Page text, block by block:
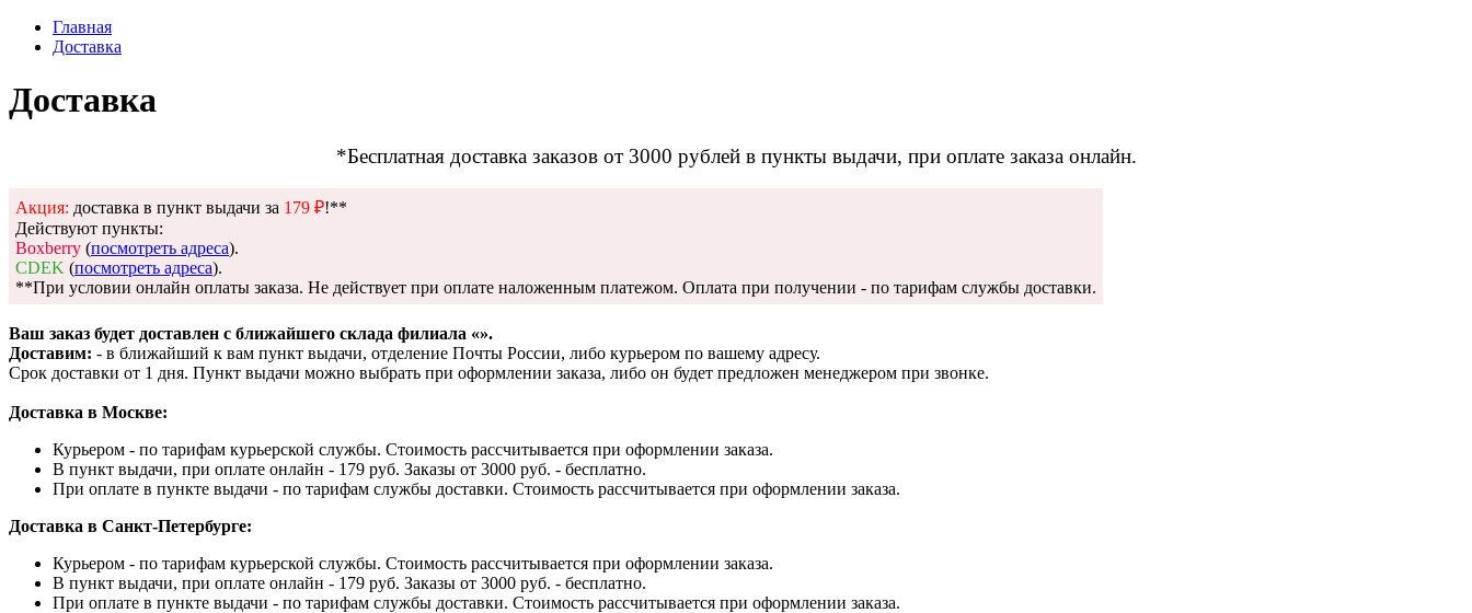
Главная
Доставка
Доставка
*Бесплатная доставка заказов от 3000 рублей в пункты выдачи, при оплате заказа онлайн.
Акция: доставка в пункт выдачи за 179 ₽!**
Действуют пункты:
Boxberry (посмотреть адреса).
CDEK (посмотреть адреса).
**При условии онлайн оплаты заказа. Не действует при оплате наложенным платежом. Оплата при получении - по тарифам службы доставки.
Ваш заказ будет доставлен с ближайшего склада филиала «».
Доставим: - в ближайший к вам пункт выдачи, отделение Почты России, либо курьером по вашему адресу.
Срок доставки от 1 дня. Пункт выдачи можно выбрать при оформлении заказа, либо он будет предложен менеджером при звонке.
Доставка в Москве:
Курьером - по тарифам курьерской службы. Стоимость рассчитывается при оформлении заказа.
В пункт выдачи, при оплате онлайн - 179 руб. Заказы от 3000 руб. - бесплатно.
При оплате в пункте выдачи - по тарифам службы доставки. Стоимость рассчитывается при оформлении заказа.
Доставка в Санкт-Петербурге:
Курьером - по тарифам курьерской службы. Стоимость рассчитывается при оформлении заказа.
В пункт выдачи, при оплате онлайн - 179 руб. Заказы от 3000 руб. - бесплатно.
При оплате в пункте выдачи - по тарифам службы доставки. Стоимость рассчитывается при оформлении заказа.